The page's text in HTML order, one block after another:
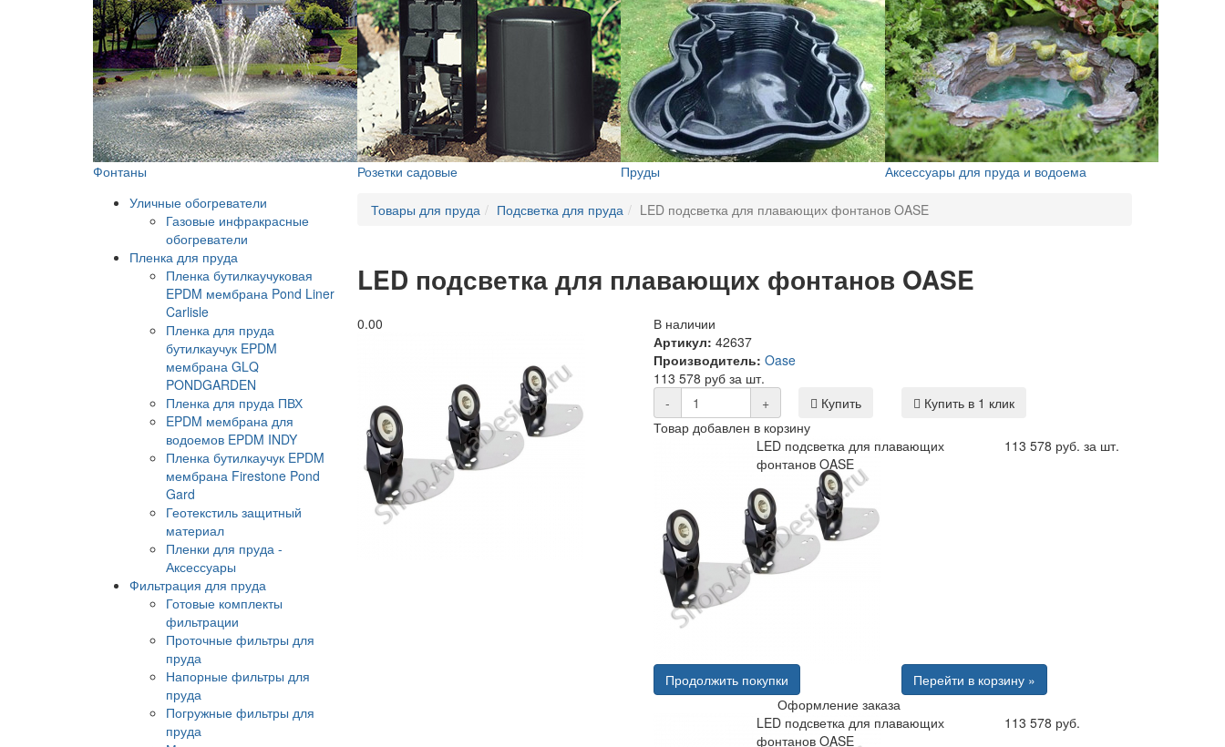
Фонтаны Розетки садовые Пруды
Аксессуары для пруда и водоема
Уличные обогреватели
Газовые инфракрасные
обогреватели
Пленка для пруда
Пленка бутилкаучуковая
EPDM мембрана Pond Liner
Carlisle
Пленка для пруда
бутилкаучук EPDM
мембрана GLQ
PONDGARDEN
Пленка для пруда ПВХ
EPDM мембрана для
водоемов EPDM INDY
Пленка бутилкаучук EPDM
мембрана Firestone Pond
Gard
Геотекстиль защитный
материал
Пленки для пруда -
Аксессуары
Фильтрация для пруда
Готовые комплекты
фильтрации
Проточные фильтры для
пруда
Напорные фильтры для
пруда
Погружные фильтры для
пруда
Товары для пруда Подсветка для пруда LED подсветка для плавающих фонтанов OASE
LED подсветка для плавающих фонтанов OASE
0.00
В наличии
Артикул: 42637
Производитель: Oase
113 578 руб за шт.
-
+ Купить
Купить в 1 клик
Товар добавлен в корзину
LED подсветка для плавающих
фонтанов OASE
113 578 руб. за шт.
Продолжить покупки
Перейти в корзину »
Оформление заказа
LED подсветка для плавающих
фонтанов OASE
113 578 руб.